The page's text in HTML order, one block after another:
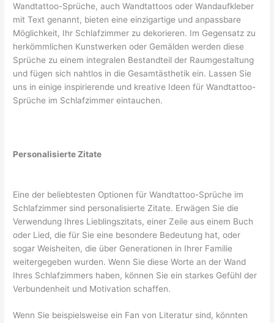
Wandtattoo-Sprüche, auch Wandtattoos oder Wandaufkleber
mit Text genannt, bieten eine einzigartige und anpassbare
Möglichkeit, Ihr Schlafzimmer zu dekorieren. Im Gegensatz zu
herkömmlichen Kunstwerken oder Gemälden werden diese
Sprüche zu einem integralen Bestandteil der Raumgestaltung
und fügen sich nahtlos in die Gesamtästhetik ein. Lassen Sie
uns in einige inspirierende und kreative Ideen für Wandtattoo-
Sprüche im Schlafzimmer eintauchen.
Personalisierte Zitate
Eine der beliebtesten Optionen für Wandtattoo-Sprüche im
Schlafzimmer sind personalisierte Zitate. Erwägen Sie die
Verwendung Ihres Lieblingszitats, einer Zeile aus einem Buch
oder Lied, die für Sie eine besondere Bedeutung hat, oder
sogar Weisheiten, die über Generationen in Ihrer Familie
weitergegeben wurden. Wenn Sie diese Worte an der Wand
Ihres Schlafzimmers haben, können Sie ein starkes Gefühl der
Verbundenheit und Motivation schaffen.
Wenn Sie beispielsweise ein Fan von Literatur sind, könnten